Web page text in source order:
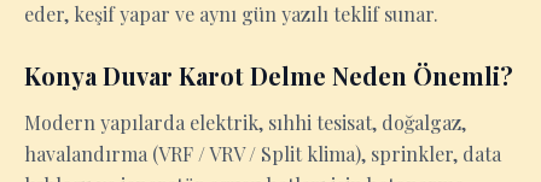
eder, keşif yapar ve aynı gün yazılı teklif sunar.
Konya Duvar Karot Delme Neden Önemli?
Modern yapılarda elektrik, sıhhi tesisat, doğalgaz,
havalandırma (VRF / VRV / Split klima), sprinkler, data